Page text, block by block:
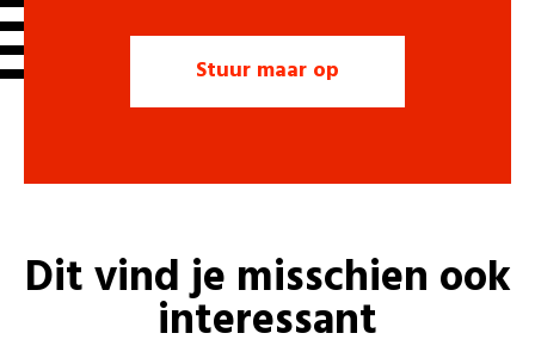
Dit vind je misschien ook
interessant